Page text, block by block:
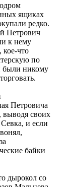
ящиках
редко.
Петрович
к нему
кое-что
по
были никому
Петровича
выводя своих
и если
байки
дырокол со